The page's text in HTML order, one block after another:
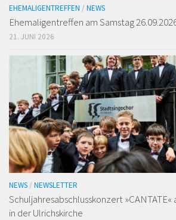
EHEMALIGENTREFFEN / NEWS
Ehemaligen­treffen am Samstag
21. JUNI 2026
NEWS / NEWSLETTER
Schuljahresabschlusskonzert »CANTATE«
in der Ulrichskirche